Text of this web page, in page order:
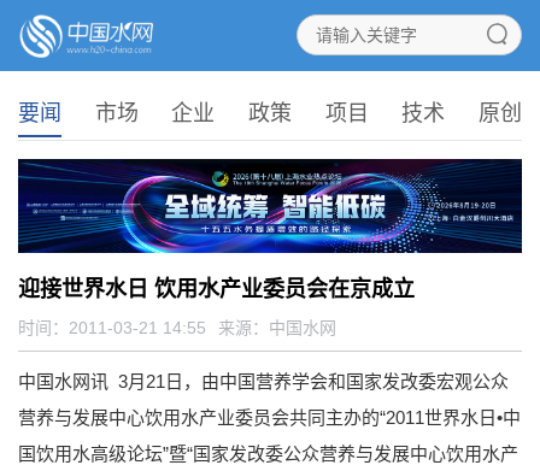
要闻 市场 企业 政策 项目 技术 原创
迎接世界水日 饮用水产业委员会在京成立
时间：2011-03-21 14:55 来源： 中国水网
中国水网讯 3月21日，由中国营养学会和国家发改委宏观公众
营养与发展中心饮用水产业委员会共同主办的“2011世界水日•中
国饮用水高级论坛”暨“国家发改委公众营养与发展中心饮用水产